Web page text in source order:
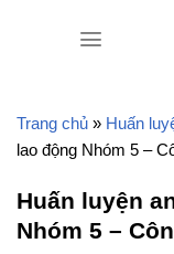
Trang chủ » Huấn
lao động Nhóm 5 –
Huấn luyện
Nhóm 5 –